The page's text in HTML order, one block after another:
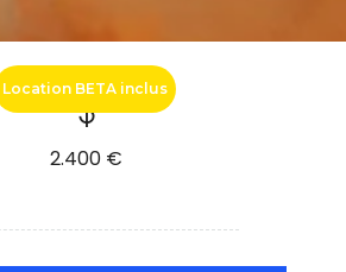
Location BETA inclus
2.400 €